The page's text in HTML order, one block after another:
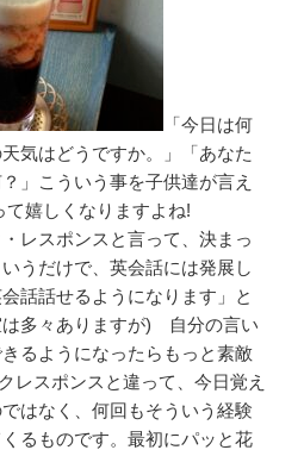
「今日は何
気はどうですか。」「あなた
」こういう事を子供達が言え
て嬉しくなりますよね!
レスポンスと言って、決まっ
うだけで、英会話には発展し
話話せるようになります」と
は多々ありますが) 自分の言い
るようになったらもっと素敵
レスポンスと違って、今日覚え
はなく、何回もそういう経験
るものです。最初にパッと花